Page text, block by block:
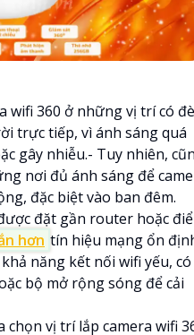
wifi 360 ở những vị trí có
trực tiếp, vì ánh sáng quá
gây nhiễu.- Tuy nhiên,
nơi đủ ánh sáng để
đặc biệt vào ban đêm.
đặt gần router hoặc
hơn tín hiệu mạng ổn
năng kết nối wifi yếu, có
bộ mở rộng sóng để cải
vị trí lắp camera wifi